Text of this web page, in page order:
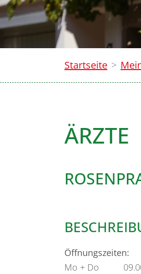
Startseite
ÄRZTE
Öffnungszeiten:
Mo + Do 09.00